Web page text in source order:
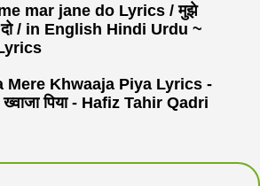
mar jane do Lyrics / मुझे
दो / in English Hindi Urdu ~
Mere Khwaaja Piya Lyrics -
ख्वाजा पिया - Hafiz Tahir Qadri